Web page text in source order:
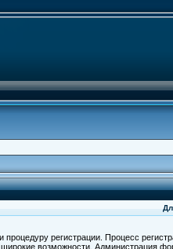
регистрации. Процесс
возможности. Администрация